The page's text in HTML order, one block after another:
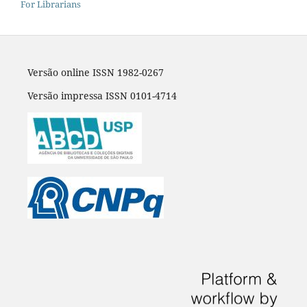
For Librarians
Versão online ISSN 1982-0267
Versão impressa ISSN 0101-4714